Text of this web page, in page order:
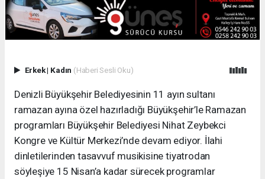
Erkek| Kadın (Haberi Sesli Oku)
Denizli Büyükşehir Belediyesinin 11 ayın sultanı
ramazan ayına özel hazırladığı Büyükşehir’le Ramazan
programları Büyükşehir Belediyesi Nihat Zeybekci
Kongre ve Kültür Merkezi’nde devam ediyor. İlahi
dinletilerinden tasavvuf musikisine tiyatrodan
söyleşiye 15 Nisan’a kadar sürecek programlar